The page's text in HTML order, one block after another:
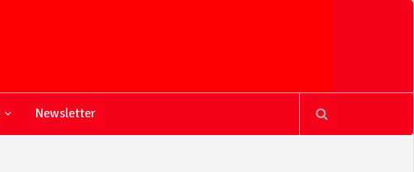
Newsletter